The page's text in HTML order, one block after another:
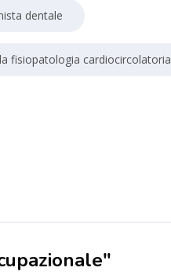
dentale
fisiopatologia cardiocircolatoria